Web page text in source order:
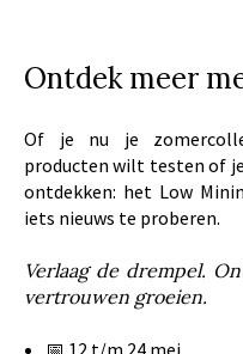
Ontdek meer
Of je nu je
producten wilt testen of
ontdekken: het Low
iets nieuws te proberen.
Verlaag de drempel.
vertrouwen groeien.
📅 12 t/m 24 mei